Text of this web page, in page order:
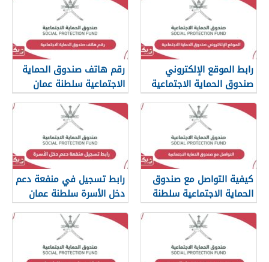
رابط الموقع الإلكتروني
صندوق الحماية الاجتماعية
رقم هاتف صندوق الحماية
الاجتماعية سلطنة عمان
كيفية التواصل مع صندوق
الحماية الاجتماعية سلطنة
عمان
رابط تسجيل في منفعة دعم
دخل الأسرة سلطنة عمان